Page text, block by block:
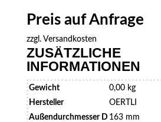
Preis auf Anfrage
zzgl. Versandkosten
ZUSÄTZLICHE
INFORMATIONEN
Gewicht
0,00 kg
Hersteller
OERTLI
Außendurchmesser D 163 mm